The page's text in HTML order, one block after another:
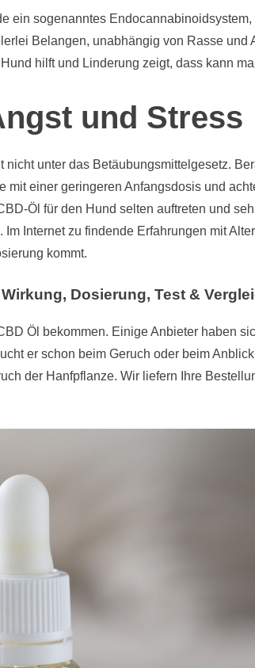
ein sogenanntes
Belangen, unabhängig von Rasse
hilft und Linderung zeigt, dass kann
und Stress
unter das Betäubungsmittelgesetz.
mit einer geringeren Anfangsdosis und
Öl für den Hund selten auftreten und
Internet zu findende Erfahrungen mit
kommt.
Dosierung, Test &
Öl bekommen. Einige Anbieter haben
er schon beim Geruch oder beim
der Hanfpflanze. Wir liefern Ihre